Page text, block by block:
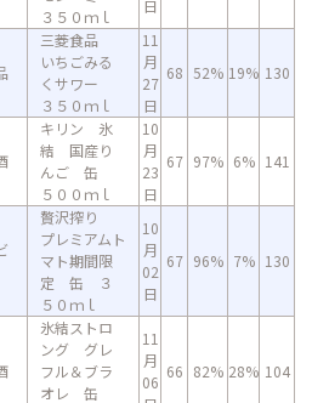
３５０ｍｌ
日
三菱食品
いちごみる
くサワー
３５０ｍｌ
11
月
27
日
68 52% 19% 130
キリン 氷
結 国産り
んご 缶
５００ｍｌ
10
月
23
日
67 97% 6% 141
贅沢搾り
プレミアムト
マト期間限
定 缶 ３
５０ｍｌ
10
月
02
日
67 96% 7% 130
氷結ストロ
ング グレ
フル＆ブラ
オレ 缶
11
月
06
66 82% 28% 104